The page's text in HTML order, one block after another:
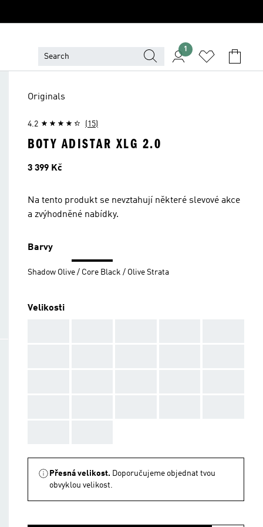
1
Originals
4.2 (15)
BOTY ADISTAR XLG 2.0
Cena
3 399 Kč
Na tento produkt se nevztahují některé slevové akce
a zvýhodněné nabídky.
Barvy
Shadow Olive / Core Black / Olive Strata
Velikosti
Přesná velikost. Doporučujeme objednat tvou
obvyklou velikost.